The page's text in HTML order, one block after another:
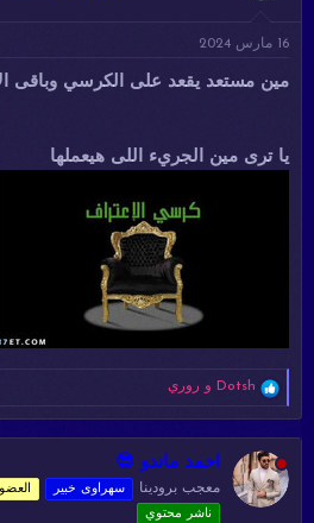
و
16 مارس 2024
مين مستعد يقعد على الكرسي وباقى
يا ترى مين الجريء اللى هيعملها
ا
ت
ا
ع
ل
Dotsh و روري
احمد ماندو 😎
معجب برودينا سهراوى خبير
ناشر محتوي